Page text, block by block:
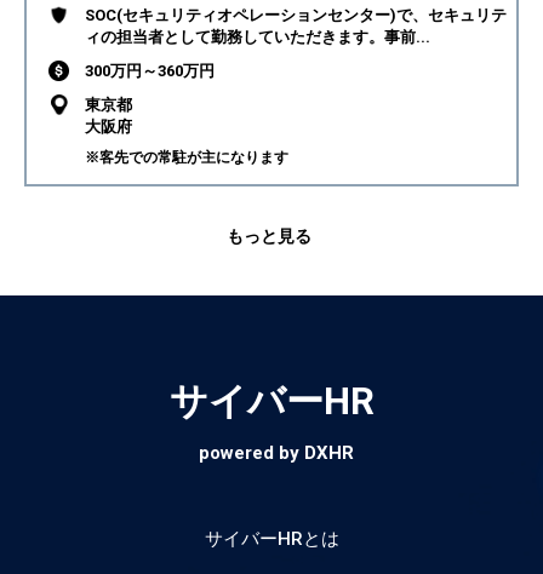
もっと見る
SOC(セキュリティオペレーションセンター)で、セキュリテ
ィの担当者として勤務していただきます。事前...
300万円～360万円
東京都
大阪府
※客先での常駐が主になります
サイバーHR
powered by DXHR
サイバーHRとは